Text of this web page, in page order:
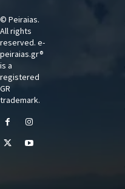
© Peiraias.
All rights
reserved. e-
peiraias.gr®
is a
registered
GR
trademark.